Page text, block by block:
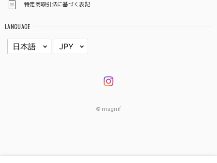
特定商取引法に基づく表記
LANGUAGE
© magnif